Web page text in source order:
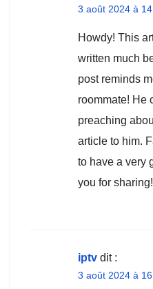
3 août 2024 à
Howdy! This
written much
post reminds
roommate! He
preaching
article to him.
to have a very
you for sharing!
iptv dit :
3 août 2024 à